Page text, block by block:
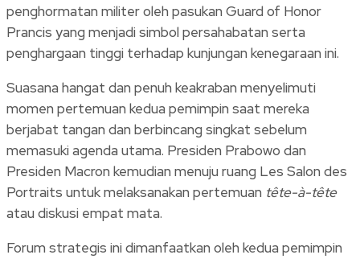
penghormatan militer oleh pasukan Guard of Honor
Prancis yang menjadi simbol persahabatan serta
penghargaan tinggi terhadap kunjungan kenegaraan ini.
Suasana hangat dan penuh keakraban menyelimuti
momen pertemuan kedua pemimpin saat mereka
berjabat tangan dan berbincang singkat sebelum
memasuki agenda utama. Presiden Prabowo dan
Presiden Macron kemudian menuju ruang Les Salon des
Portraits untuk melaksanakan pertemuan tête-à-tête
atau diskusi empat mata.
Forum strategis ini dimanfaatkan oleh kedua pemimpin